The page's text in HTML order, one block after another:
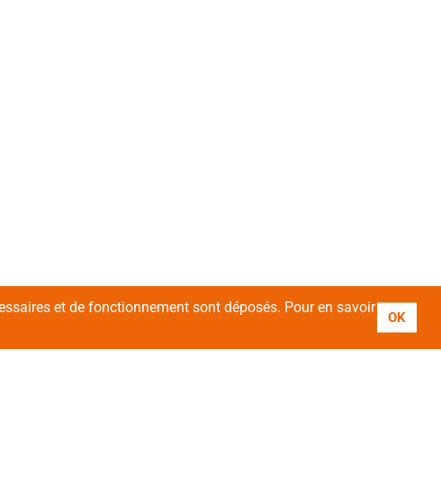
et de fonctionnement sont déposés. Pour en savoir
OK